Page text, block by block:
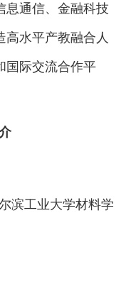
息通信、金融科技
水平产教融合人
国际交流合作平
滨工业大学材料学